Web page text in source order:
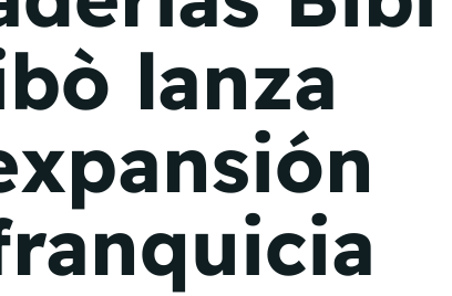
de
de
05
lanza